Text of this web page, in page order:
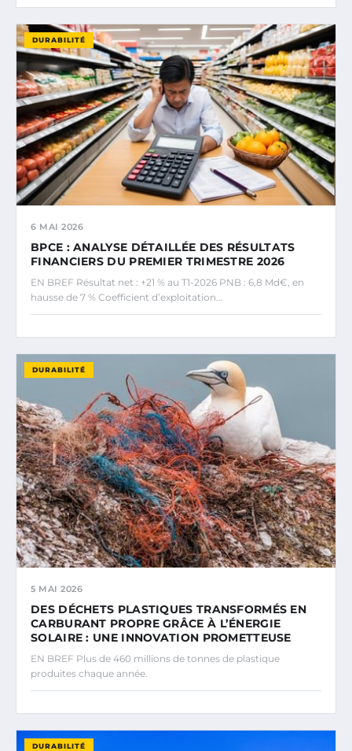
DURABILITÉ
6 MAI 2026
BPCE : ANALYSE DÉTAILLÉE DES RÉSULTATS
FINANCIERS DU PREMIER TRIMESTRE 2026
EN BREF Résultat net : +21 % au T1-2026 PNB : 6,8 Md€, en
hausse de 7 % Coefficient d’exploitation…
DURABILITÉ
5 MAI 2026
DES DÉCHETS PLASTIQUES TRANSFORMÉS EN
CARBURANT PROPRE GRÂCE À L’ÉNERGIE
SOLAIRE : UNE INNOVATION PROMETTEUSE
EN BREF Plus de 460 millions de tonnes de plastique
produites chaque année.
DURABILITÉ